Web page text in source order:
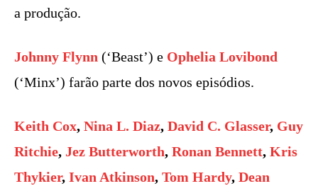
a produção.
Johnny Flynn (‘Beast’) e Ophelia Lovibond
(‘Minx’) farão parte dos novos episódios.
Keith Cox, Nina L. Diaz, David C. Glasser, Guy
Ritchie, Jez Butterworth, Ronan Bennett, Kris
Thykier, Ivan Atkinson, Tom Hardy, Dean